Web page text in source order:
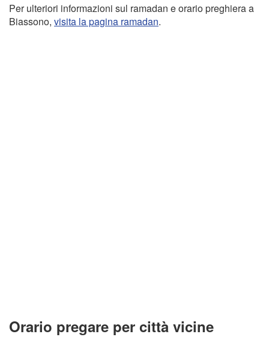
Per ulteriori informazioni sul ramadan e orario preghiera a
Biassono, visita la pagina ramadan.
Orario pregare per città vicine